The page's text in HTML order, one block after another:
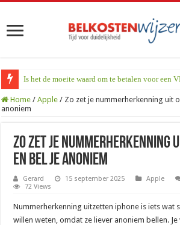
Is het de moeite waard om te betalen voor een
Home / Apple / Zo zet je nummerherkenning uit
anoniem
Zo zet je nummerherkenning
en bel je anoniem
Gerard 15 september 2025 Apple
72 Views
Nummerherkenning uitzetten iphone is iets wat
willen weten, omdat ze liever anoniem bellen.